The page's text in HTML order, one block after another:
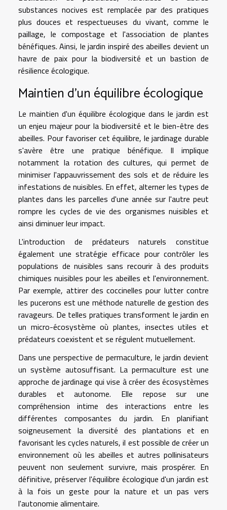
substances nocives est remplacée par des pratiques
plus douces et respectueuses du vivant, comme le
paillage, le compostage et l'association de plantes
bénéfiques. Ainsi, le jardin inspiré des abeilles devient un
havre de paix pour la biodiversité et un bastion de
résilience écologique.
Maintien d'un équilibre écologique
Le maintien d'un équilibre écologique dans le jardin est
un enjeu majeur pour la biodiversité et le bien-être des
abeilles. Pour favoriser cet équilibre, le jardinage durable
s'avère être une pratique bénéfique. Il implique
notamment la rotation des cultures, qui permet de
minimiser l'appauvrissement des sols et de réduire les
infestations de nuisibles. En effet, alterner les types de
plantes dans les parcelles d'une année sur l'autre peut
rompre les cycles de vie des organismes nuisibles et
ainsi diminuer leur impact.
L'introduction de prédateurs naturels constitue
également une stratégie efficace pour contrôler les
populations de nuisibles sans recourir à des produits
chimiques nuisibles pour les abeilles et l'environnement.
Par exemple, attirer des coccinelles pour lutter contre
les pucerons est une méthode naturelle de gestion des
ravageurs. De telles pratiques transforment le jardin en
un micro-écosystème où plantes, insectes utiles et
prédateurs coexistent et se régulent mutuellement.
Dans une perspective de permaculture, le jardin devient
un système autosuffisant. La permaculture est une
approche de jardinage qui vise à créer des écosystèmes
durables et autonome. Elle repose sur une
compréhension intime des interactions entre les
différentes composantes du jardin. En planifiant
soigneusement la diversité des plantations et en
favorisant les cycles naturels, il est possible de créer un
environnement où les abeilles et autres pollinisateurs
peuvent non seulement survivre, mais prospérer. En
définitive, préserver l'équilibre écologique d'un jardin est
à la fois un geste pour la nature et un pas vers
l'autonomie alimentaire.